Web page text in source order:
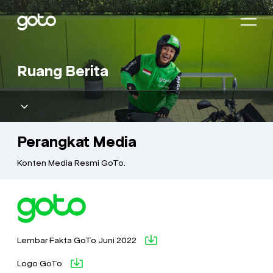
Tentang Kami
Tata Kelola
Hubungan Investor
Produk
Ruang Berita
Perangkat Media
Konten Media Resmi GoTo.
Lembar Fakta GoTo Juni 2022
Logo GoTo